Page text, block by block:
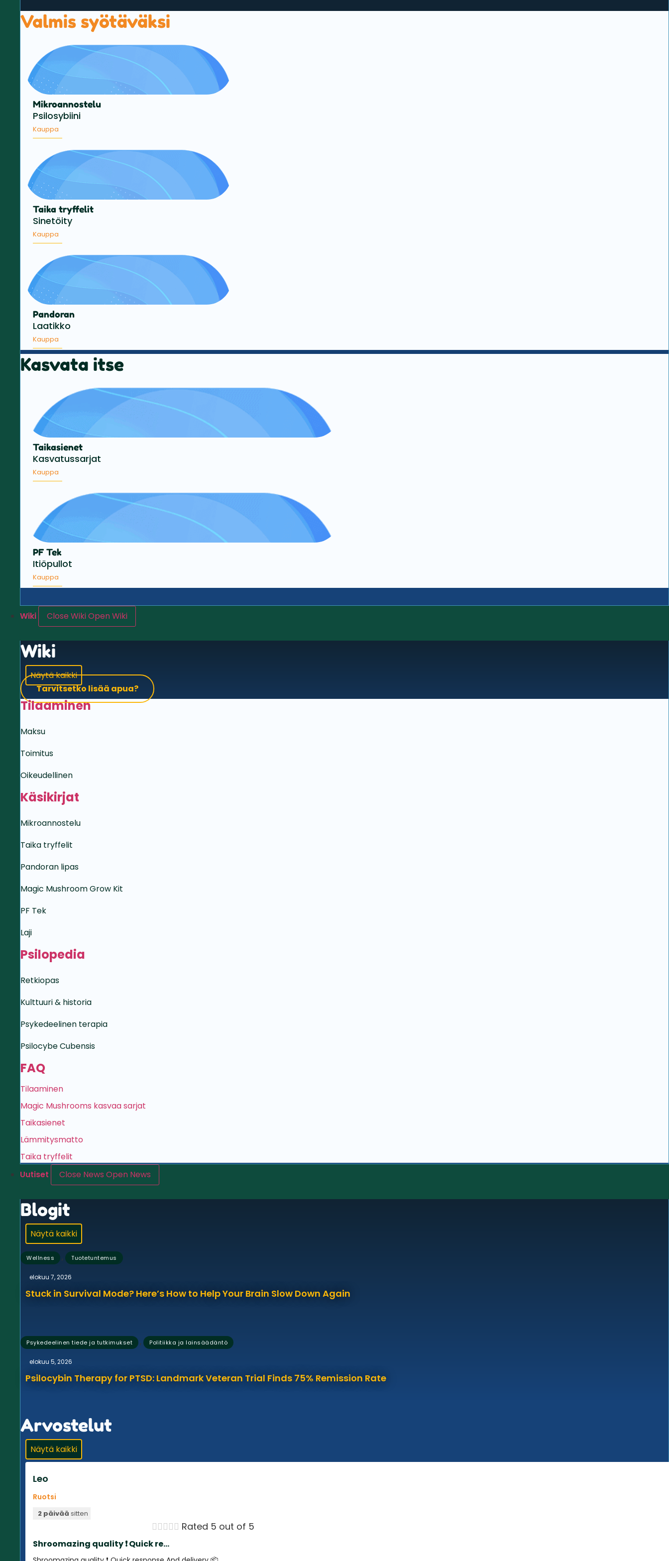
Valmis syötäväksi
Mikroannostelu
Psilosybiini
Kauppa
Taika tryffelit
Sinetöity
Kauppa
Pandoran
Laatikko
Kauppa
Kasvata itse
Taikasienet
Kasvatussarjat
Kauppa
PF Tek
Itiöpullot
Kauppa
Wiki Close WikiOpen Wiki
Wiki
Näytä kaikki
Tarvitsetko lisää apua?
Tilaaminen
Maksu
Toimitus
Oikeudellinen
Käsikirjat
Mikroannostelu
Taika tryffelit
Pandoran lipas
Magic Mushroom Grow Kit
PF Tek
Laji
Psilopedia
Retkiopas
Kulttuuri & historia
Psykedeelinen terapia
Psilocybe Cubensis
FAQ
Tilaaminen
Magic Mushrooms kasvaa sarjat
Taikasienet
Lämmitysmatto
Taika tryffelit
Uutiset
Close News Open News
Blogit
Näytä kaikki
Wellness , Tuotetuntemus
elokuu 7, 2026
Stuck in Survival Mode? Here’s How to Help Your Brain Slow Down Again
Psykedeelinen tiede ja tutkimukset , Politiikka ja lainsäädäntö
elokuu 5, 2026
Psilocybin Therapy for PTSD: Landmark Veteran Trial Finds 75% Remission Rate
Arvostelut
Näytä kaikki
Leo
Ruotsi
2 päivää sitten
 Rated 5 out of 5
Shroomazing quality ❗️ Quick re...